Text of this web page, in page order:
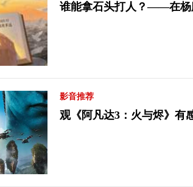
谁能拿石头打人？——在杨
影音推荐
观《阿凡达3：火与烬》